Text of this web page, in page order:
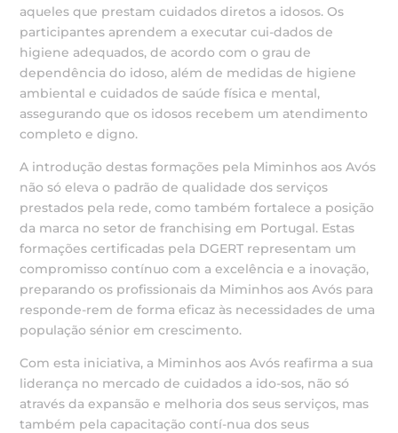
aqueles que prestam cuidados diretos a idosos. Os
participantes aprendem a executar cui-dados de
higiene adequados, de acordo com o grau de
dependência do idoso, além de medidas de higiene
ambiental e cuidados de saúde física e mental,
assegurando que os idosos recebem um atendimento
completo e digno.
A introdução destas formações pela Miminhos aos Avós
não só eleva o padrão de qualidade dos serviços
prestados pela rede, como também fortalece a posição
da marca no setor de franchising em Portugal. Estas
formações certificadas pela DGERT representam um
compromisso contínuo com a excelência e a inovação,
preparando os profissionais da Miminhos aos Avós para
responde-rem de forma eficaz às necessidades de uma
população sénior em crescimento.
Com esta iniciativa, a Miminhos aos Avós reafirma a sua
liderança no mercado de cuidados a ido-sos, não só
através da expansão e melhoria dos seus serviços, mas
também pela capacitação contí-nua dos seus